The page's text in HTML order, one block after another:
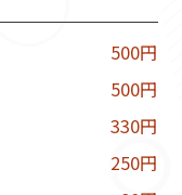
500円
500円
330円
250円